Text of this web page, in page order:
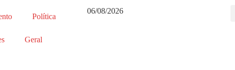
Política
Geral
06/08/2026